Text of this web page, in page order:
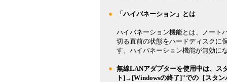
● 「ハイバネーション」とは
ハイバネーション機能とは、ノート
切る直前の状態をハードディスクに
す。ハイバネーション機能が無効に
● 無線LANアダプターを使用中は、ス
ト]→[Windowsの終了]"での［スタ